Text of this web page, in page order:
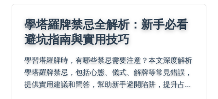
學塔羅牌禁忌全解析：新手必看
避坑指南與實用技巧
學習塔羅牌時，有哪些禁忌需要注意？本文深度解析
學塔羅牌禁忌，包括心態、儀式、解牌等常見錯誤，
提供實用建議和問答，幫助新手避開陷阱，提升占卜